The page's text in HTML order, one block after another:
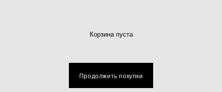
Корзина пуста
Продолжить покупки